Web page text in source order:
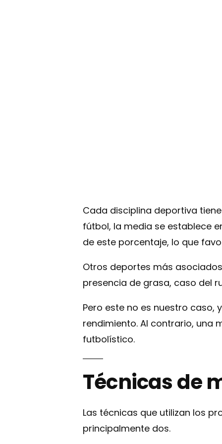
Cada disciplina deportiva
fútbol, la media se establece
de este porcentaje, lo que
Otros deportes más
presencia de grasa, caso del
Pero este no es nuestro
rendimiento. Al contrario, una
futbolístico.
Técnicas de
Las técnicas que utilizan los
principalmente dos.